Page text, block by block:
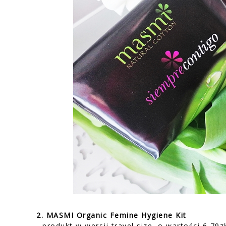
2. MASMI Organic Femine Hygiene Kit